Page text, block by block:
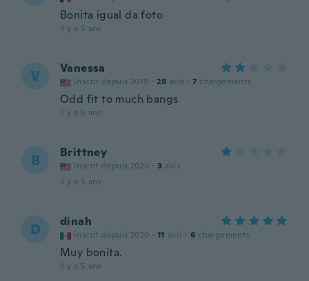
Bonita igual da foto
il y a 5 ans
V Vanessa
Inscrit depuis 2019 · 28 avis · 7 chargements
Odd fit to much bangs
il y a 5 ans
B Brittney
Inscrit depuis 2020 · 3 avis
il y a 5 ans
D dinah
Inscrit depuis 2020 · 11 avis · 6 chargements
Muy bonita.
il y a 5 ans